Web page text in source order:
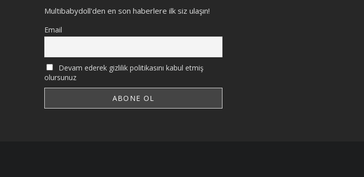
Multibabydoll'den en son haberlere ilk siz ulaşın!
Email
Devam ederek gizlilik politikasını kabul etmiş
olursunuz